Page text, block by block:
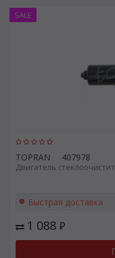
TOPRAN 407978
Двигатель
SALE
Быстрая доставка
1 088 ₽